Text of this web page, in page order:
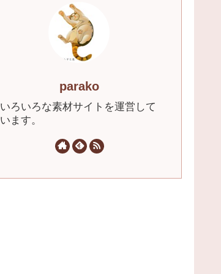
parako
いろいろな素材サイトを運営して
います。